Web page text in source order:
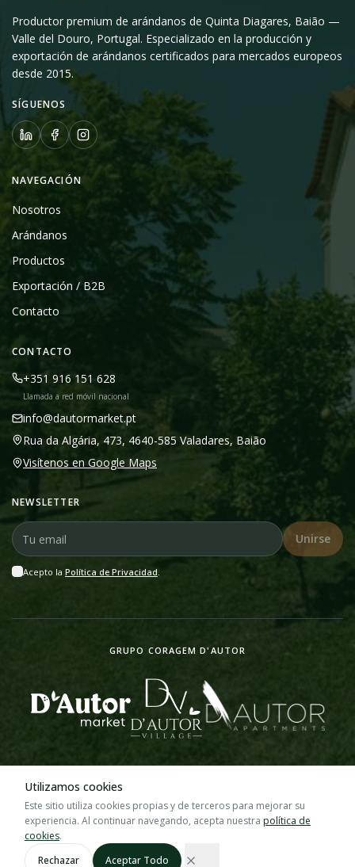
Productor premium de arándanos de Quinta Diagares, Baião —
Valle del Douro, Portugal. Especializado en la producción y
exportación de arándanos certificados para mercados europeos
desde 2015.
SÍGUENOS
NAVEGACIÓN
Nosotros
Arándanos
Productos
Exportación / B2B
Contacto
CONTACTO
+351 916 151 628
Llamada a red móvil nacional
info@dautormarket.pt
Rua da Algária, 473, 4640-585 Valadares, Baião
Visítenos en Google Maps
NEWSLETTER
Unirse
Acepto la Política de Privacidad.
GRUPO CORAGEM D'AUTOR
©2026 D'Autor Market.
design & website by Wezies
Política de PrivacidadPolítica de Cookies
Utilizamos cookies
Este sitio utiliza cookies propias y de terceros para mejorar su
experiencia. Al continuar navegando, acepta nuestra política de
cookies.
Rechazar
Aceptar Todo